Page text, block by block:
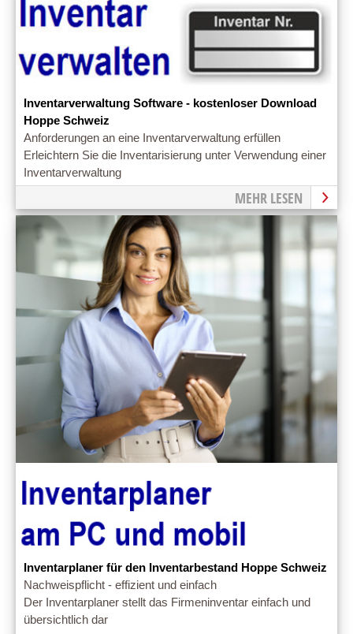
Inventarverwaltung Software - kostenloser Download
Hoppe Schweiz
Anforderungen an eine Inventarverwaltung erfüllen
Erleichtern Sie die Inventarisierung unter Verwendung einer
Inventarverwaltung
MEHR LESEN
Inventarplaner für den Inventarbestand Hoppe Schweiz
Nachweispflicht - effizient und einfach
Der Inventarplaner stellt das Firmeninventar einfach und
übersichtlich dar